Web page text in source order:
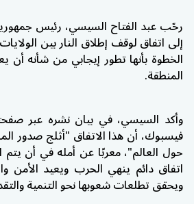
رحّبعبد الفتاح السيسي، رئيس
إلى اتفاق لوقف إطلاق النار بين
الخطوة بأنها تطور إيجابي من شأنه أن
المنطقة.
وأكد السيسي، في بيان نشره عبر
فيسبوك، أن هذا الاتفاق "أثلج صدور
حول العالم"، معربًا عن أمله في أن يتم
اتفاق دائم ينهي الحرب ويعيد الأمن
ويحقق تطلعات شعوبها نحو التنمية